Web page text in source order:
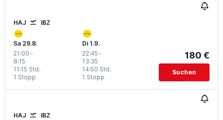
HAJ IBZ
Sa 29.8.
21:00 -
8:15
1 Stopp
11:15 Std.
Di 1.9.
22:45 -
13:35
1 Stopp
14:50 Std.
180 €
Suchen
HAJ IBZ